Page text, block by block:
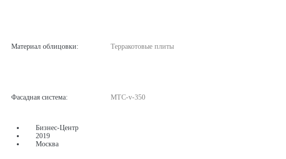
Материал облицовки: Терракотовые плиты
Фасадная система: MTC-v-350
Бизнес-Центр
2019
Москва